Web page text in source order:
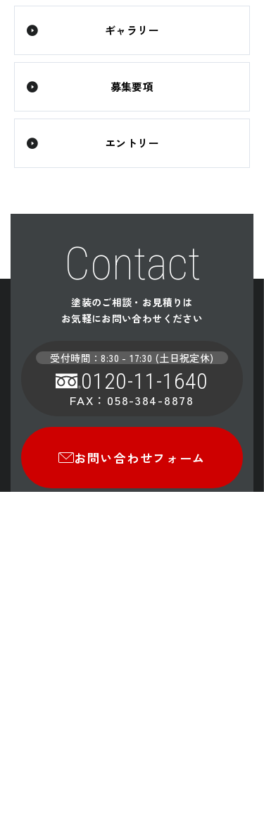
ギャラリー
募集要項
エントリー
Contact
塗装のご相談・お見積り は
お気軽にお問い合わせください
受付時間：8:30 - 17:30 (土日祝定休)
0120-11-1640
FAX： 058-384-8878
お問い合わせフォーム